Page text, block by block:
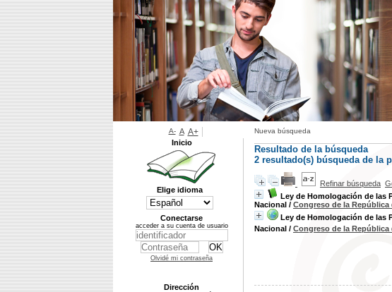
Nueva búsqueda
Resultado de la búsqueda
2 resultado(s) búsqueda de la
Refinar búsqueda
Ley de Homologación de las
Nacional / Congreso de la República
Ley de Homologación de las
Nacional / Congreso de la República
A- A A+
Inicio
Elige idioma
Conectarse
acceder a su cuenta de usuario
Olvidé mi contraseña
Dirección